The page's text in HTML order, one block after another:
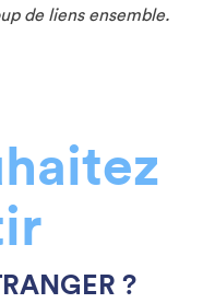
de liens ensemble.
?